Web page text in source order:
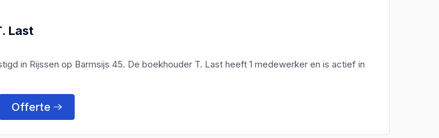
Last
in Rijssen op Barmsijs 45. De boekhouder T. Last heeft 1 medewerker en is actief in
Offerte